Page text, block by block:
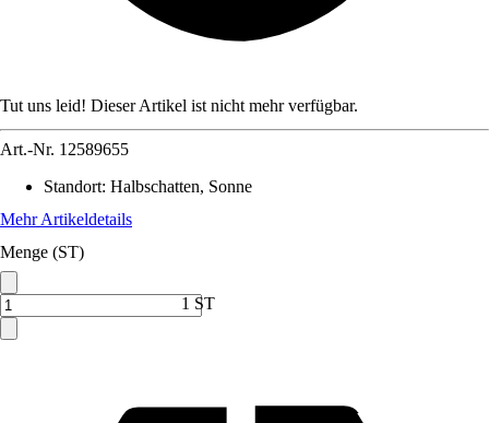
Tut uns leid! Dieser Artikel ist nicht mehr verfügbar.
Art.-Nr. 12589655
Standort: Halbschatten, Sonne
Mehr Artikeldetails
Menge (ST)
1 ST